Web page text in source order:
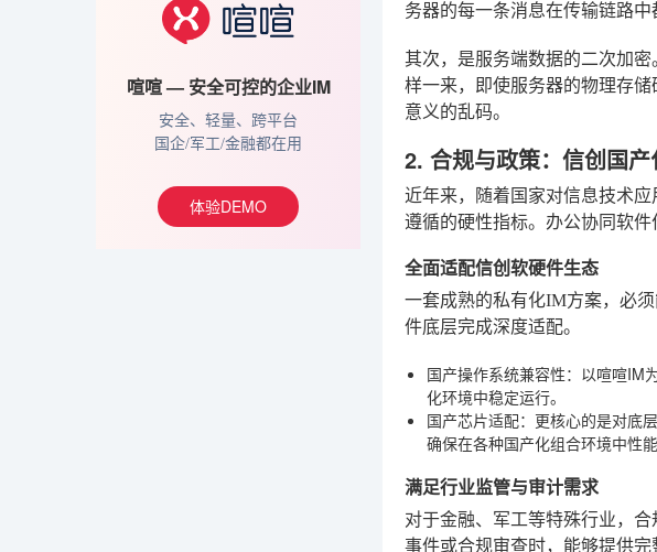
喧喧 — 安全可控的企业IM
安全、轻量、跨平台
国企/军工/金融都在用
体验DEMO
务器的每一条消息在传输链路
其次，是服务端数据的二次加
样一来，即使服务器的物理存
意义的乱码。
2. 合规与政策：信创国
近年来，随着国家对信息技术
遵循的硬性指标。办公协同软件
全面适配信创软硬件生态
一套成熟的私有化IM方案，必
件底层完成深度适配。
国产操作系统兼容性：以喧喧IM
化环境中稳定运行。
国产芯片适配：更核心的是对底
确保在各种国产化组合环境中性能
满足行业监管与审计需求
对于金融、军工等特殊行业，
事件或合规审查时，能够提供完